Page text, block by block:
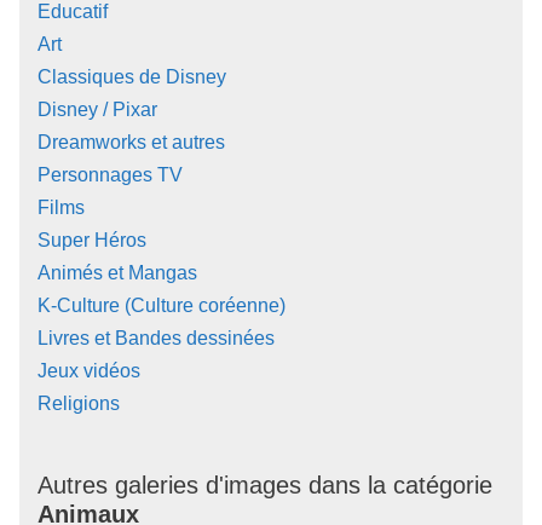
Educatif
Art
Classiques de Disney
Disney / Pixar
Dreamworks et autres
Personnages TV
Films
Super Héros
Animés et Mangas
K-Culture (Culture coréenne)
Livres et Bandes dessinées
Jeux vidéos
Religions
Autres galeries d'images dans la catégorie
Animaux